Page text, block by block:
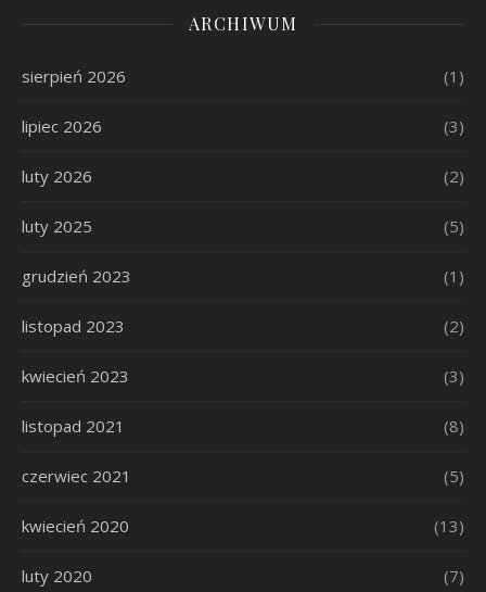
ARCHIWUM
sierpień 2026 (1)
lipiec 2026 (3)
luty 2026 (2)
luty 2025 (5)
grudzień 2023 (1)
listopad 2023 (2)
kwiecień 2023 (3)
listopad 2021 (8)
czerwiec 2021 (5)
kwiecień 2020 (13)
luty 2020 (7)